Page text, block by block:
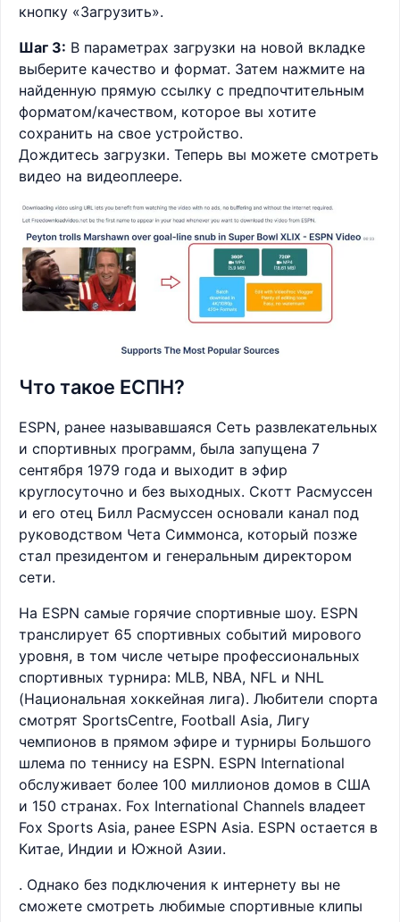
кнопку «Загрузить».
Шаг 3: В параметрах загрузки на новой вкладке
выберите качество и формат. Затем нажмите на
найденную прямую ссылку с предпочтительным
форматом/качеством, которое вы хотите
сохранить на свое устройство.
Дождитесь загрузки. Теперь вы можете смотреть
видео на видеоплеере.
Что такое ЕСПН?
ESPN, ранее называвшаяся Сеть развлекательных
и спортивных программ, была запущена 7
сентября 1979 года и выходит в эфир
круглосуточно и без выходных. Скотт Расмуссен
и его отец Билл Расмуссен основали канал под
руководством Чета Симмонса, который позже
стал президентом и генеральным директором
сети.
На ESPN самые горячие спортивные шоу. ESPN
транслирует 65 спортивных событий мирового
уровня, в том числе четыре профессиональных
спортивных турнира: MLB, NBA, NFL и NHL
(Национальная хоккейная лига). Любители спорта
смотрят SportsCentre, Football Asia, Лигу
чемпионов в прямом эфире и турниры Большого
шлема по теннису на ESPN. ESPN International
обслуживает более 100 миллионов домов в США
и 150 странах. Fox International Channels владеет
Fox Sports Asia, ранее ESPN Asia. ESPN остается в
Китае, Индии и Южной Азии.
. Однако без подключения к интернету вы не
сможете смотреть любимые спортивные клипы